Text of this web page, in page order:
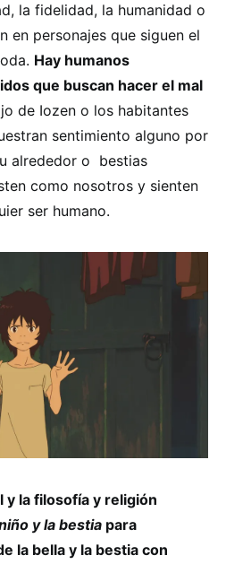
la fidelidad, la humanidad o
en personajes que siguen el
Hay humanos
que buscan hacer el mal
de Iozen o los habitantes
sentimiento alguno por
alrededor o bestias
como nosotros y sienten
ser humano.
y la filosofía y religión
y la bestia para
la bella y la bestia con